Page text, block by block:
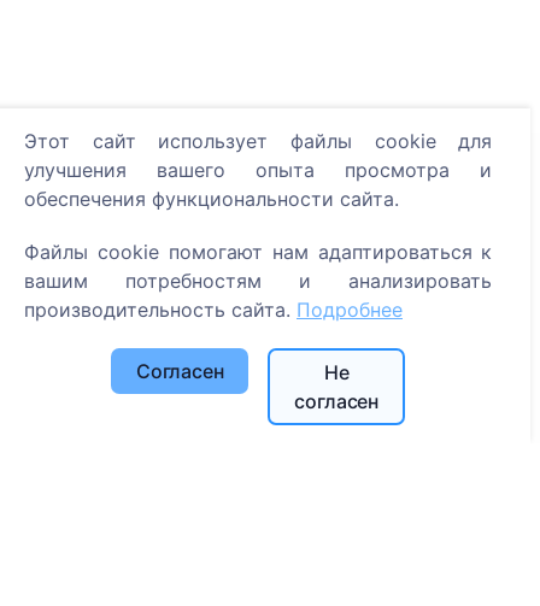
Информация
Часто задаваемые вопросы
События
Список муниципалитетов и пользователей
Политика конфиденциальности
Политика платежей
Этот сайт использует файлы cookie для
улучшения вашего опыта просмотра и
обеспечения функциональности сайта.
Файлы cookie помогают нам адаптироваться к
вашим потребностям и анализировать
производительность сайта. Подробнее
Согласен
Не
согласен